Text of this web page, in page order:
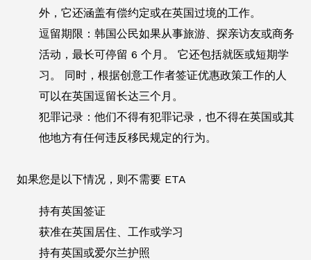
外，它还涵盖有偿约定或在英国过境的工作。
逗留期限：韩国公民如果从事旅游、探亲访友或商务
活动，最长可停留 6 个月。 它还包括就医或短期学
习。 同时，根据创意工作者签证优惠政策工作的人
可以在英国逗留长达三个月。
犯罪记录：他们不得有犯罪记录，也不得在英国或其
他地方有任何违反移民规定的行为。
如果您是以下情况，则不需要 ETA
持有英国签证
获准在英国居住、工作或学习
持有英国或爱尔兰护照